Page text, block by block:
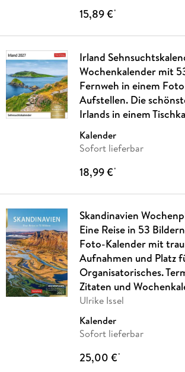
15,89 €*
Irland
Wochenkalender mit
Fernweh in einem
Aufstellen. Die
Irlands in einem
Kalender
Sofort lieferbar
18,99 €*
Skandinavien
Eine Reise in 53
Foto-Kalender mit
Aufnahmen und Platz
Organisatorisches.
Zitaten und
Ulrike Issel
Kalender
Sofort lieferbar
25,00 €*